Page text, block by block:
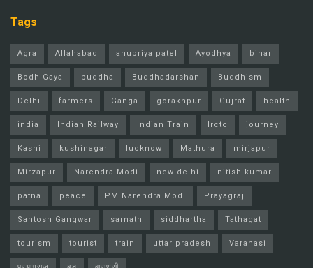
Tags
Agra Allahabad anupriya patel Ayodhya bihar
Bodh Gaya buddha Buddhadarshan Buddhism
Delhi farmers Ganga gorakhpur Gujrat health
india Indian Railway Indian Train Irctc journey
Kashi kushinagar lucknow Mathura mirjapur
Mirzapur Narendra Modi new delhi nitish kumar
patna peace PM Narendra Modi Prayagraj
Santosh Gangwar sarnath siddhartha Tathagat
tourism tourist train uttar pradesh Varanasi